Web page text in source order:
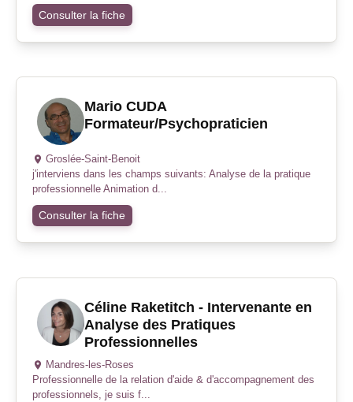
Consulter la fiche
Mario CUDA
Formateur/Psychopraticien
Groslée-Saint-Benoit
j'interviens dans les champs suivants: Analyse de la pratique
professionnelle Animation d...
Consulter la fiche
Céline Raketitch - Intervenante en
Analyse des Pratiques
Professionnelles
Mandres-les-Roses
Professionnelle de la relation d'aide & d'accompagnement des
professionnels, je suis f...